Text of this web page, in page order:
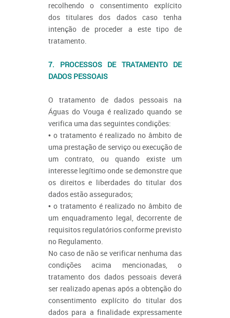
recolhendo o consentimento explícito
dos titulares dos dados caso tenha
intenção de proceder a este tipo de
tratamento.
7. PROCESSOS DE TRATAMENTO DE
DADOS PESSOAIS
O tratamento de dados pessoais na
Águas do Vouga é realizado quando se
verifica uma das seguintes condições:
• o tratamento é realizado no âmbito de
uma prestação de serviço ou execução de
um contrato, ou quando existe um
interesse legítimo onde se demonstre que
os direitos e liberdades do titular dos
dados estão assegurados;
• o tratamento é realizado no âmbito de
um enquadramento legal, decorrente de
requisitos regulatórios conforme previsto
no Regulamento.
No caso de não se verificar nenhuma das
condições acima mencionadas, o
tratamento dos dados pessoais deverá
ser realizado apenas após a obtenção do
consentimento explícito do titular dos
dados para a finalidade expressamente